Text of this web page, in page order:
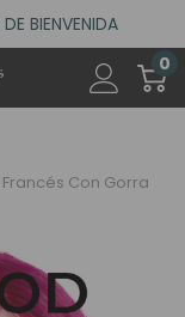
BIENVENIDA
MADRID
BIENVENIDA
0
Con Gorra